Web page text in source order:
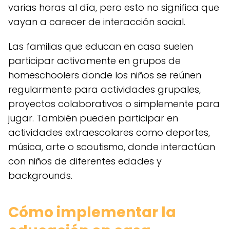
varias horas al día, pero esto no significa que
vayan a carecer de interacción social.
Las familias que educan en casa suelen
participar activamente en grupos de
homeschoolers donde los niños se reúnen
regularmente para actividades grupales,
proyectos colaborativos o simplemente para
jugar. También pueden participar en
actividades extraescolares como deportes,
música, arte o scoutismo, donde interactúan
con niños de diferentes edades y
backgrounds.
Cómo implementar la